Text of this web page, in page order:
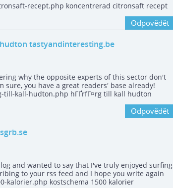
recept.php koncentrerad citronsaft recept
Odpovědět
tastyandinteresting.be
why the opposite experts of this sector don't
you have a great readers' base already!
kall-hudton.php hГҐrfГ¤rg till kall hudton
Odpovědět
and wanted to say that I've truly enjoyed surfing
to your rss feed and I hope you write again
kalorier.php kostschema 1500 kalorier